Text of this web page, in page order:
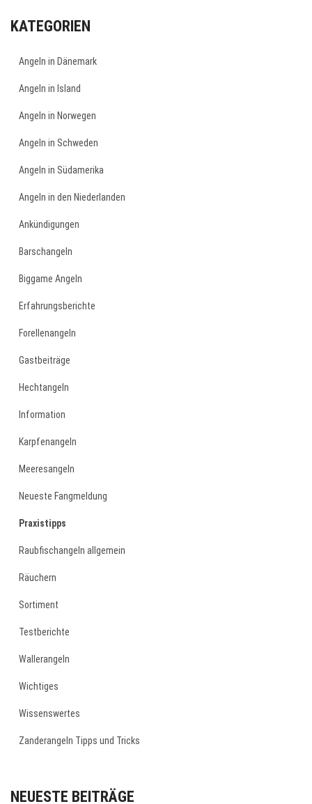
KATEGORIEN
Angeln in Dänemark
Angeln in Island
Angeln in Norwegen
Angeln in Schweden
Angeln in Südamerika
Angeln in den Niederlanden
Ankündigungen
Barschangeln
Biggame Angeln
Erfahrungsberichte
Forellenangeln
Gastbeiträge
Hechtangeln
Information
Karpfenangeln
Meeresangeln
Neueste Fangmeldung
Praxistipps
Raubfischangeln allgemein
Räuchern
Sortiment
Testberichte
Wallerangeln
Wichtiges
Wissenswertes
Zanderangeln Tipps und Tricks
NEUESTE BEITRÄGE